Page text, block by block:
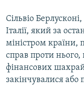
Сільвіо
Італії, який за
міністром країни,
справ проти
фінансових
закінчувалися